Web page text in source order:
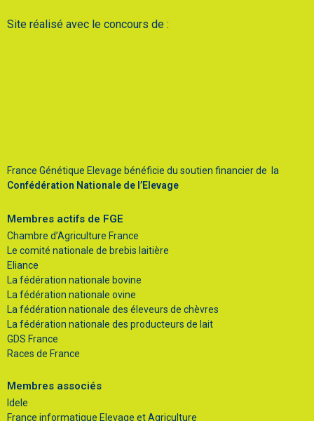
Site réalisé avec le concours de :
France Génétique Elevage bénéficie du soutien financier de la
Confédération Nationale de l’Elevage
Membres actifs de FGE
Chambre d’Agriculture France
Le comité nationale de brebis laitière
Eliance
La fédération nationale bovine
La fédération nationale ovine
La fédération nationale des éleveurs de chèvres
La fédération nationale des producteurs de lait
GDS France
Races de France
Membres associés
Idele
France informatique Elevage et Agriculture